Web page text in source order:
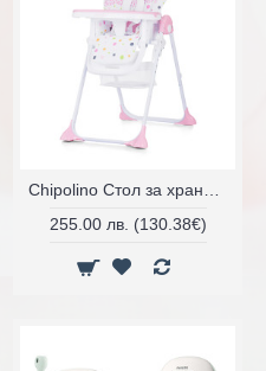
255.00 лв. (130.38€)